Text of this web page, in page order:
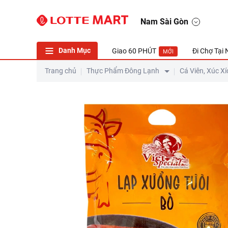
Nam Sài Gòn
Danh Mục Giao 60 PHÚT MỚI Đi Chợ Tại
Trang chủ Thực Phẩm Đông Lạnh Cá Viên, Xúc